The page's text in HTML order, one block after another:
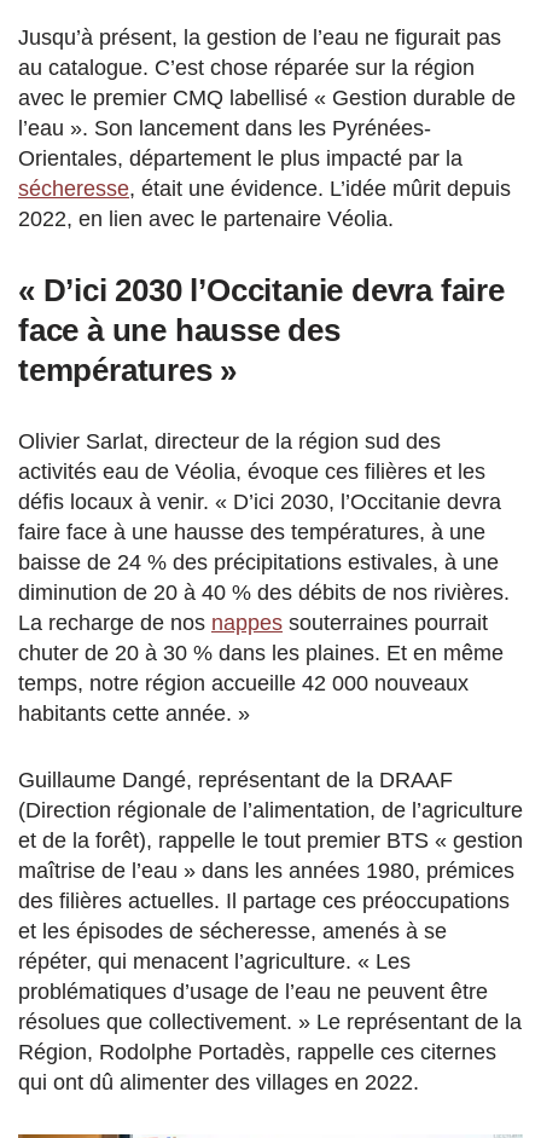
Jusqu’à présent, la gestion de l’eau ne figurait pas
au catalogue. C’est chose réparée sur la région
avec le premier CMQ labellisé « Gestion durable de
l’eau ». Son lancement dans les Pyrénées-
Orientales, département le plus impacté par la
sécheresse, était une évidence. L’idée mûrit depuis
2022, en lien avec le partenaire Véolia.
« D’ici 2030 l’Occitanie devra faire
face à une hausse des
températures »
Olivier Sarlat, directeur de la région sud des
activités eau de Véolia, évoque ces filières et les
défis locaux à venir. « D’ici 2030, l’Occitanie devra
faire face à une hausse des températures, à une
baisse de 24 % des précipitations estivales, à une
diminution de 20 à 40 % des débits de nos rivières.
La recharge de nos nappes souterraines pourrait
chuter de 20 à 30 % dans les plaines. Et en même
temps, notre région accueille 42 000 nouveaux
habitants cette année. »
Guillaume Dangé, représentant de la DRAAF
(Direction régionale de l’alimentation, de l’agriculture
et de la forêt), rappelle le tout premier BTS « gestion
maîtrise de l’eau » dans les années 1980, prémices
des filières actuelles. Il partage ces préoccupations
et les épisodes de sécheresse, amenés à se
répéter, qui menacent l’agriculture. « Les
problématiques d’usage de l’eau ne peuvent être
résolues que collectivement. » Le représentant de la
Région, Rodolphe Portadès, rappelle ces citernes
qui ont dû alimenter des villages en 2022.